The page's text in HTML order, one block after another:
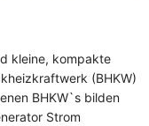
kleine, kompakte
(BHKW)
BHKW`s bilden
Strom